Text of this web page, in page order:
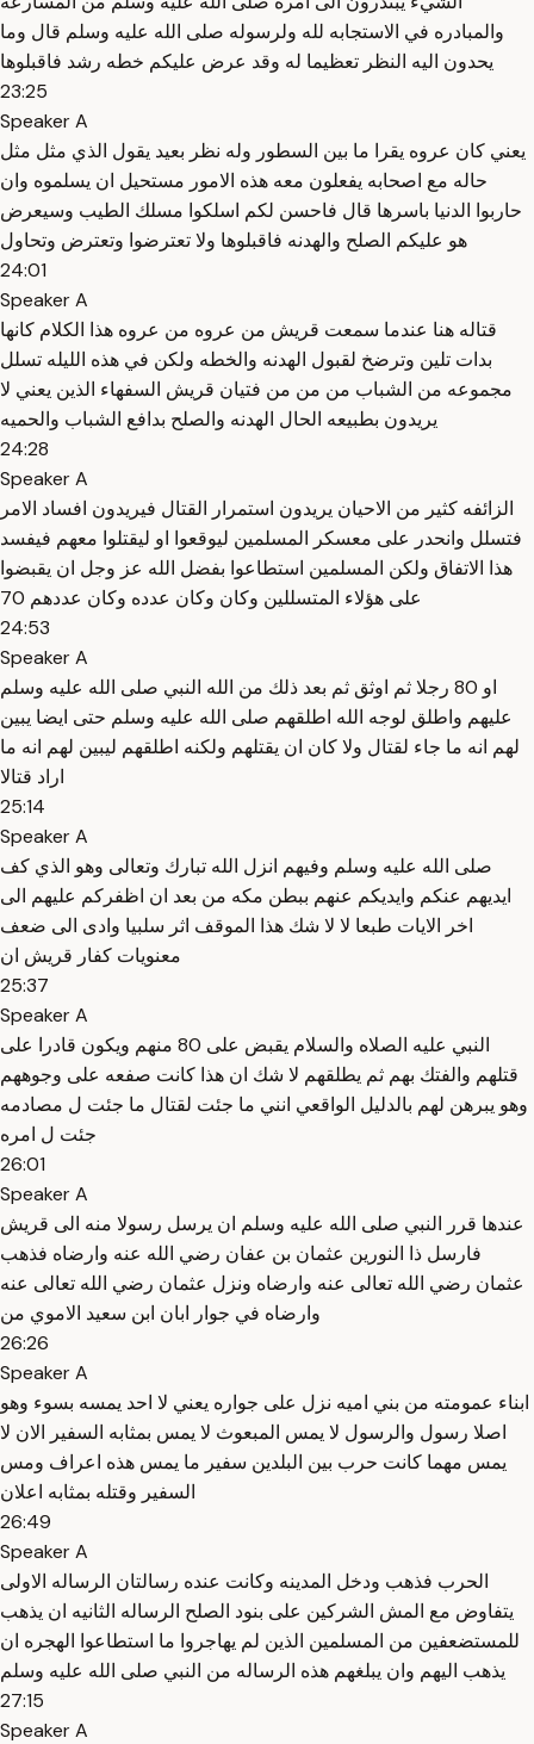
والمبادره في الاستجابه لله ولرسوله صلى الله عليه وسلم قال وما
يحدون اليه النظر تعظيما له وقد عرض عليكم خطه رشد فاقبلوها
23:25
Speaker A
يعني كان عروه يقرا ما بين السطور وله نظر بعيد يقول الذي مثل مثل
حاله مع اصحابه يفعلون معه هذه الامور مستحيل ان يسلموه وان
حاربوا الدنيا باسرها قال فاحسن لكم اسلكوا مسلك الطيب وسيعرض
هو عليكم الصلح والهدنه فاقبلوها ولا تعترضوا وتعترض وتحاول
24:01
Speaker A
قتاله هنا عندما سمعت قريش من عروه من عروه هذا الكلام كانها
بدات تلين وترضخ لقبول الهدنه والخطه ولكن في هذه الليله تسلل
مجموعه من الشباب من من من فتيان قريش السفهاء الذين يعني لا
يريدون بطبيعه الحال الهدنه والصلح بدافع الشباب والحميه
24:28
Speaker A
الزائفه كثير من الاحيان يريدون استمرار القتال فيريدون افساد الامر
فتسلل وانحدر على معسكر المسلمين ليوقعوا او ليقتلوا معهم فيفسد
هذا الاتفاق ولكن المسلمين استطاعوا بفضل الله عز وجل ان يقبضوا
على هؤلاء المتسللين وكان وكان عدده وكان عددهم 70
24:53
Speaker A
او 80 رجلا ثم اوثق ثم بعد ذلك من الله النبي صلى الله عليه وسلم
عليهم واطلق لوجه الله اطلقهم صلى الله عليه وسلم حتى ايضا يبين
لهم انه ما جاء لقتال ولا كان ان يقتلهم ولكنه اطلقهم ليبين لهم انه ما
اراد قتالا
25:14
Speaker A
صلى الله عليه وسلم وفيهم انزل الله تبارك وتعالى وهو الذي كف
ايديهم عنكم وايديكم عنهم ببطن مكه من بعد ان اظفركم عليهم الى
اخر الايات طبعا لا لا شك هذا الموقف اثر سلبيا وادى الى ضعف
معنويات كفار قريش ان
25:37
Speaker A
النبي عليه الصلاه والسلام يقبض على 80 منهم ويكون قادرا على
قتلهم والفتك بهم ثم يطلقهم لا شك ان هذا كانت صفعه على وجوههم
وهو يبرهن لهم بالدليل الواقعي انني ما جئت لقتال ما جئت ل مصادمه
جئت ل امره
26:01
Speaker A
عندها قرر النبي صلى الله عليه وسلم ان يرسل رسولا منه الى قريش
فارسل ذا النورين عثمان بن عفان رضي الله عنه وارضاه فذهب
عثمان رضي الله تعالى عنه وارضاه ونزل عثمان رضي الله تعالى عنه
وارضاه في جوار ابان ابن سعيد الاموي من
26:26
Speaker A
ابناء عمومته من بني اميه نزل على جواره يعني لا احد يمسه بسوء وهو
اصلا رسول والرسول لا يمس المبعوث لا يمس بمثابه السفير الان لا
يمس مهما كانت حرب بين البلدين سفير ما يمس هذه اعراف ومس
السفير وقتله بمثابه اعلان
26:49
Speaker A
الحرب فذهب ودخل المدينه وكانت عنده رسالتان الرساله الاولى
يتفاوض مع المش الشركين على بنود الصلح الرساله الثانيه ان يذهب
للمستضعفين من المسلمين الذين لم يهاجروا ما استطاعوا الهجره ان
يذهب اليهم وان يبلغهم هذه الرساله من النبي صلى الله عليه وسلم
27:15
Speaker A